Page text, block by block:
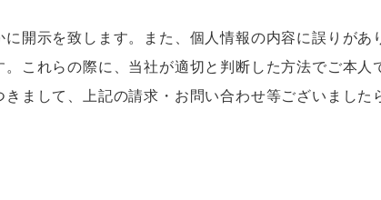
開示を致します。また、個人情報の内容に誤りがあ
これらの際に、当社が適切と判断した方法でご本人
まして、上記の請求・お問い合わせ等ございました